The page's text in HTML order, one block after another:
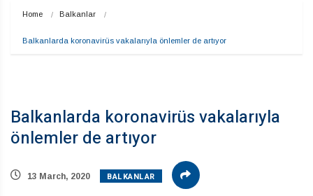
Home Balkanlar
Balkanlarda koronavirüs vakalarıyla önlemler de artıyor
Balkanlarda koronavirüs vakalarıyla
önlemler de artıyor
13 March, 2020 BALKANLAR